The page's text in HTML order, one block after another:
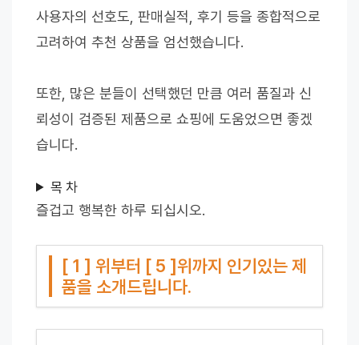
사용자의 선호도, 판매실적, 후기 등을 종합적으로
고려하여 추천 상품을 엄선했습니다.
또한, 많은 분들이 선택했던 만큼 여러 품질과 신
뢰성이 검증된 제품으로 쇼핑에 도움었으면 좋겠
습니다.
목 차
즐겁고 행복한 하루 되십시오.
[ 1 ] 위부터 [ 5 ]위까지 인기있는 제
품을 소개드립니다.